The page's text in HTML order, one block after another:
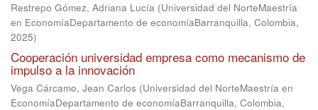
Restrepo Gómez, Adriana Lucía (Universidad del NorteMaestría
en EconomíaDepartamento de economíaBarranquilla, Colombia,
2025)
Cooperación universidad empresa como mecanismo de
impulso a la innovación
Vega Cárcamo, Jean Carlos (Universidad del NorteMaestría en
EconomíaDepartamento de economíaBarranquilla, Colombia,